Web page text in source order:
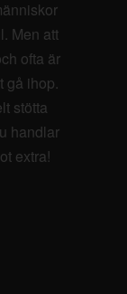
Men att
ofta är
gå ihop.
stötta
handlar
extra!